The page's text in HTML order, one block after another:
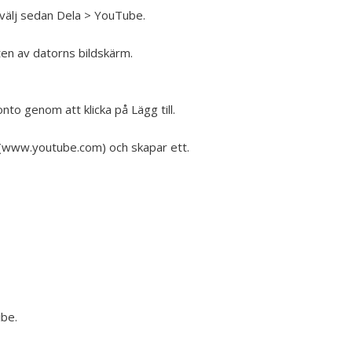
sedan Dela > YouTube.
av datorns bildskärm.
genom att klicka på Lägg till.
och skapar ett.